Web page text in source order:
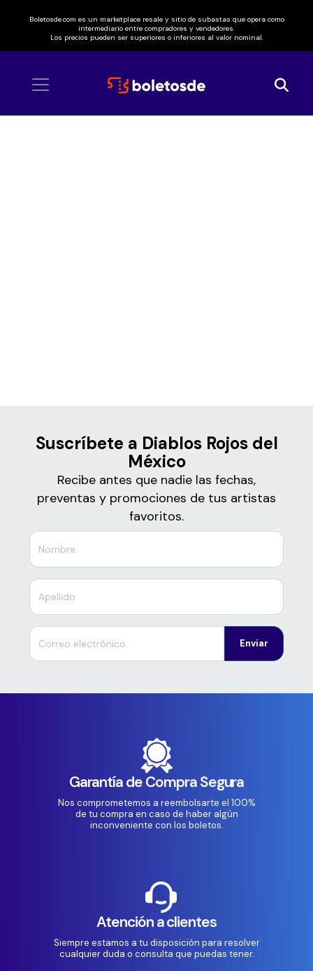
Boletosde.com es un marketplace resale y sitio de subastas que opera como
intermediario entre compradores y vendedores.
Los precios pueden ser superiores o inferiores al valor nominal.
Suscríbete a Diablos Rojos del
México
Recibe antes que nadie las fechas,
preventas y promociones de tus artistas
favoritos.
Enviar
Garantía de Compra Segura
Nos comprometemos a reembolsarte el 100%
de tu compra en caso de haber algún
inconveniente con los boletos.
Atención a clientes
Siempre estamos a tu disposición para resolver
cualquier duda o consulta que puedas tener.